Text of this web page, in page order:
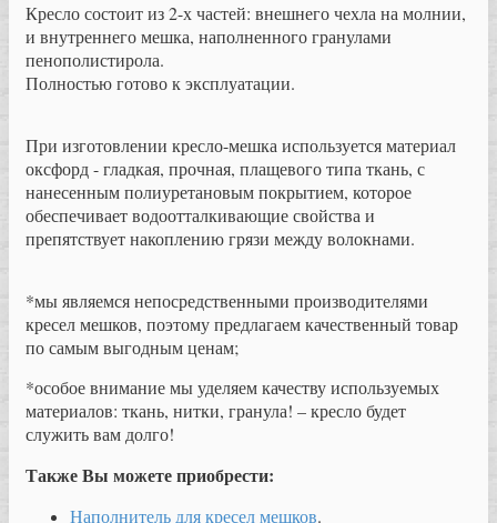
Кресло состоит из 2-х частей: внешнего чехла на молнии,
и внутреннего мешка, наполненного гранулами
пенополистирола.
Полностью готово к эксплуатации.
При изготовлении кресло-мешка используется материал
оксфорд - гладкая, прочная, плащевого типа ткань, с
нанесенным полиуретановым покрытием, которое
обеспечивает водоотталкивающие свойства и
препятствует накоплению грязи между волокнами.
*мы являемся непосредственными производителями
кресел мешков, поэтому предлагаем качественный товар
по самым выгодным ценам;
*особое внимание мы уделяем качеству используемых
материалов: ткань, нитки, гранула! – кресло будет
служить вам долго!
Также Вы можете приобрести:
Наполнитель для кресел мешков.